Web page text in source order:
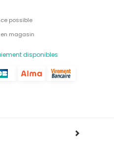
possible
magasin
disponibles